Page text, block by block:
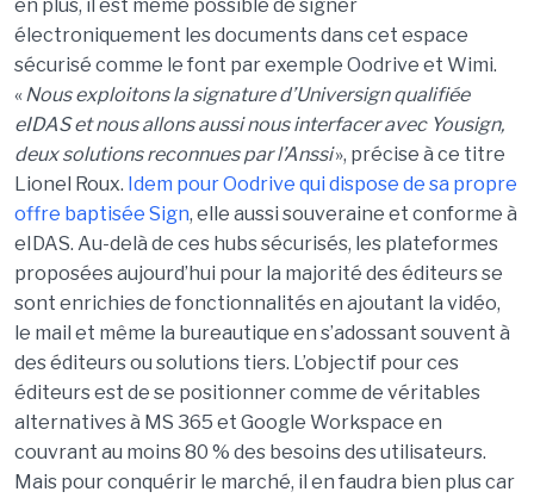
en plus, il est même possible de signer
électroniquement les documents dans cet espace
sécurisé comme le font par exemple Oodrive et Wimi.
«Nous exploitons la signature d’Universign qualifiée
eIDAS et nous allons aussi nous interfacer avec Yousign,
deux solutions reconnues par l’Anssi», précise à ce titre
Lionel Roux. Idem pour Oodrive qui dispose de sa propre
offre baptisée Sign, elle aussi souveraine et conforme à
eIDAS. Au-delà de ces hubs sécurisés, les plateformes
proposées aujourd’hui pour la majorité des éditeurs se
sont enrichies de fonctionnalités en ajoutant la vidéo,
le mail et même la bureautique en s’adossant souvent à
des éditeurs ou solutions tiers. L’objectif pour ces
éditeurs est de se positionner comme de véritables
alternatives à MS 365 et Google Workspace en
couvrant au moins 80 % des besoins des utilisateurs.
Mais pour conquérir le marché, il en faudra bien plus car